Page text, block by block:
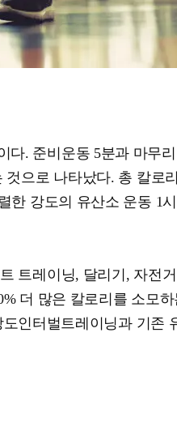
다. 준비운동 5분과 마무
으로 나타났다. 총 칼로
한 강도의 유산소 운동 1
트레이닝, 달리기, 자전
더 많은 칼로리를 소모
인터벌트레이닝과 기존